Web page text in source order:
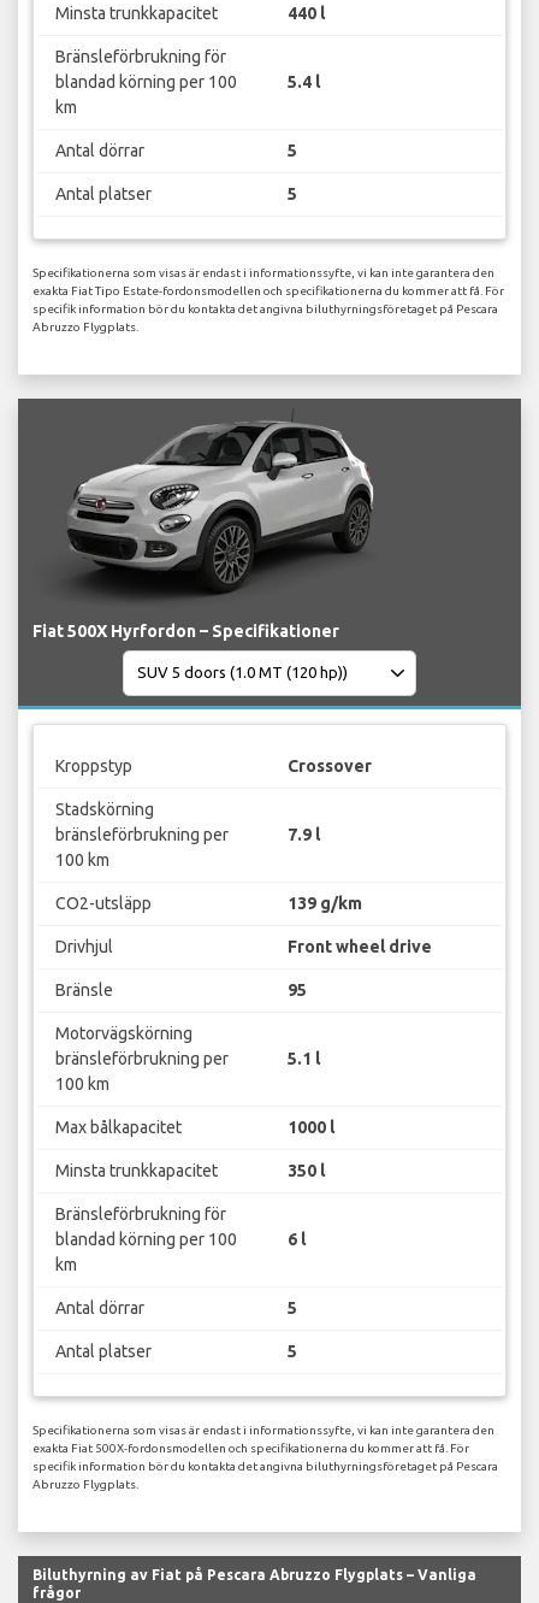
Minsta trunkkapacitet 440 l
Bränsleförbrukning för
blandad körning per 100
km
5.4 l
Antal dörrar 5
Antal platser 5
Specifikationerna som visas är endast i informationssyfte, vi kan inte garantera den
exakta Fiat Tipo Estate-fordonsmodellen och specifikationerna du kommer att få. För
specifik information bör du kontakta det angivna biluthyrningsföretaget på Pescara
Abruzzo Flygplats.
Fiat 500X Hyrfordon – Specifikationer
Kroppstyp Crossover
Stadskörning
bränsleförbrukning per
100 km
7.9 l
CO2-utsläpp 139 g/km
Drivhjul Front wheel drive
Bränsle 95
Motorvägskörning
bränsleförbrukning per
100 km
5.1 l
Max bålkapacitet 1000 l
Minsta trunkkapacitet 350 l
Bränsleförbrukning för
blandad körning per 100
km
6 l
Antal dörrar 5
Antal platser 5
Specifikationerna som visas är endast i informationssyfte, vi kan inte garantera den
exakta Fiat 500X-fordonsmodellen och specifikationerna du kommer att få. För
specifik information bör du kontakta det angivna biluthyrningsföretaget på Pescara
Abruzzo Flygplats.
Biluthyrning av Fiat på Pescara Abruzzo Flygplats – Vanliga
frågor